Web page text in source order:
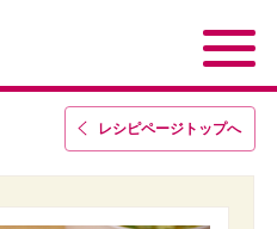
レシピページトップへ